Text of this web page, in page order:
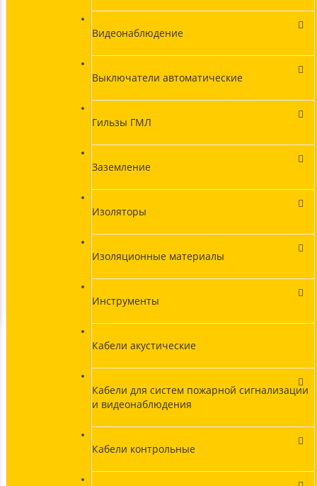
Видеонаблюдение
Выключатели автоматические
Гильзы ГМЛ
Заземление
Изоляторы
Изоляционные материалы
Инструменты
Кабели акустические
Кабели для систем пожарной сигнализации
и видеонаблюдения
Кабели контрольные